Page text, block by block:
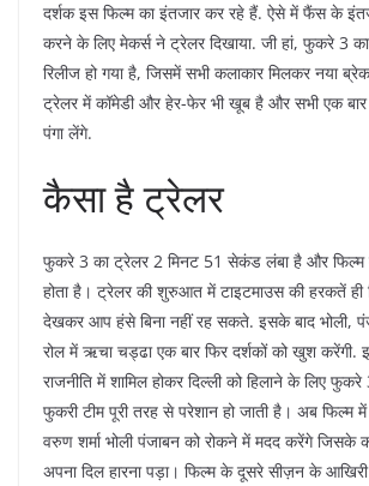
दर्शक इस फिल्म का इंतजार कर रहे हैं. ऐसे में फैंस के
करने के लिए मेकर्स ने ट्रेलर दिखाया. जी हां, फुकरे 3
रिलीज हो गया है, जिसमें सभी कलाकार मिलकर नया
ट्रेलर में कॉमेडी और हेर-फेर भी खूब है और सभी एक बार
पंगा लेंगे.
कैसा है ट्रेलर
फुकरे 3 का ट्रेलर 2 मिनट 51 सेकंड लंबा है और
होता है। ट्रेलर की शुरुआत में टाइटमाउस की हरकतें ही
देखकर आप हंसे बिना नहीं रह सकते. इसके बाद भोली,
रोल में ऋचा चड्ढा एक बार फिर दर्शकों को खुश करेंगी.
राजनीति में शामिल होकर दिल्ली को हिलाने के लिए
फुकरी टीम पूरी तरह से परेशान हो जाती है। अब फिल्म
वरुण शर्मा भोली पंजाबन को रोकने में मदद करेंगे जिसके
अपना दिल हारना पड़ा। फिल्म के दूसरे सीज़न के आखिरी